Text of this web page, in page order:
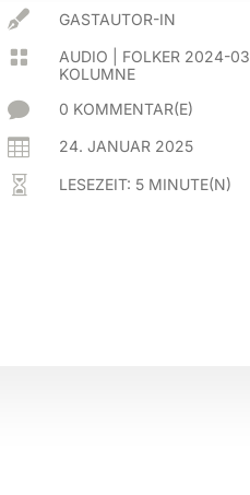
 GASTAUTOR-IN
 AUDIO FOLKER 2024-03
KOLUMNE
 0 KOMMENTAR(E)
 24. JANUAR 2025
 LESEZEIT: 5 MINUTE(N)